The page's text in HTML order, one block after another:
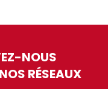
NOUS
RÉSEAUX